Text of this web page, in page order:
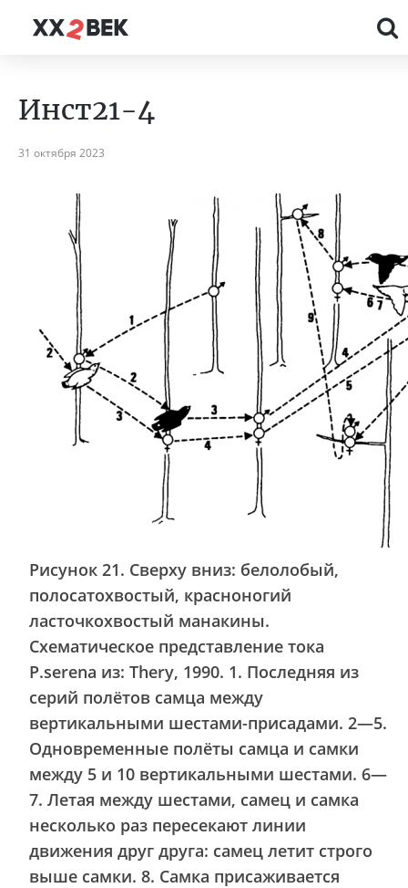
Инст21-4
31 октября 2023
Рисунок 21. Сверху вниз: белолобый,
полосатохвостый, красноногий
ласточкохвостый манакины.
Схематическое представление тока
P.serena из: Thery, 1990. 1. Последняя из
серий полётов самца между
вертикальными шестами-присадами. 2—5.
Одновременные полёты самца и самки
между 5 и 10 вертикальными шестами. 6—
7. Летая между шестами, самец и самка
несколько раз пересекают линии
движения друг друга: самец летит строго
выше самки. 8. Самка присаживается